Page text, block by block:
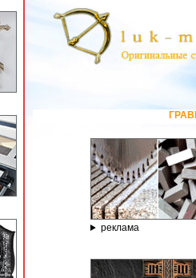
ГРАВИРОВАЛЬНЫЕ И
реклама